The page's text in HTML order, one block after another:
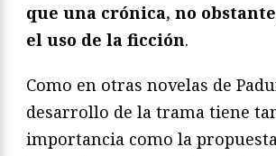
que una crónica, no
el uso de la ficción.
Como en otras novelas de
desarrollo de la trama tiene
importancia como la